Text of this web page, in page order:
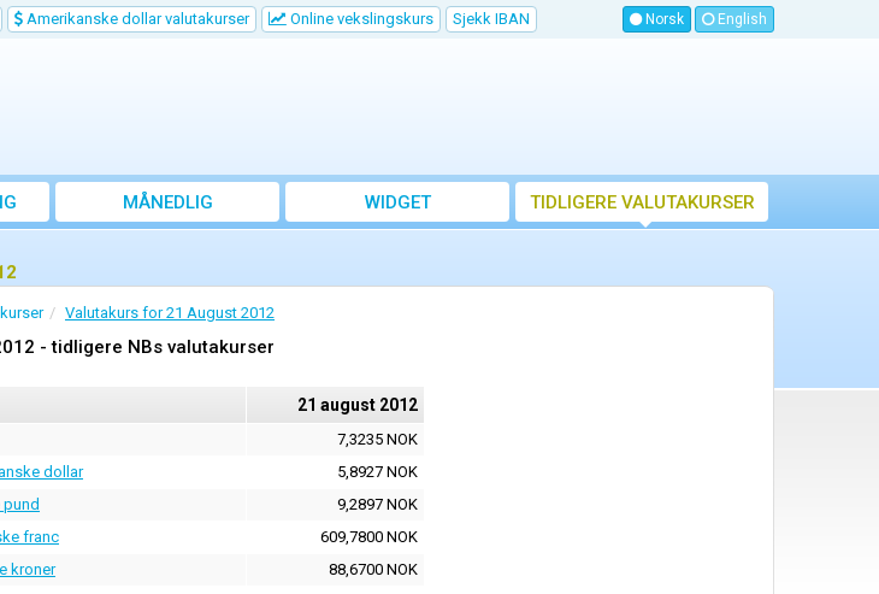
Amerikanske dollar valutakurser Online vekslingskurs Sjekk IBAN Norsk English
MÅNEDLIG
GJENNOMSNITTSKURS
WIDGET TIDLIGERE VALUTAKURSER
Valutakurs for 21 August 2012
- tidligere NBs valutakurser
21 august 2012
7,3235 NOK
dollar
5,8927 NOK
9,2897 NOK
franc
609,7800 NOK
kroner
88,6700 NOK